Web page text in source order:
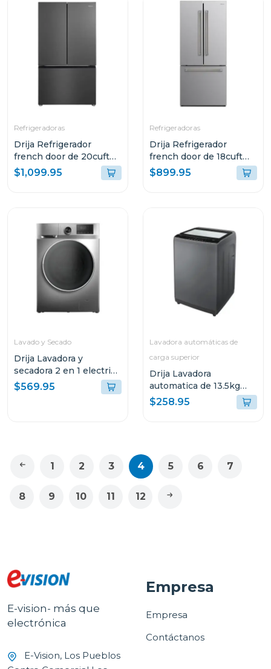
Refrigeradoras
Drija Refrigerador
french door de 20cuft
inverter diseño acero
black
$1,099.95
Refrigeradoras
Drija Refrigerador
french door de 18cuft
inverter color acero
INOX18D3P
$899.95
Lavado y Secado
Drija Lavadora y
secadora 2 en 1 electrica
de 16kg (lavado) y 9kg
(secado) inverter
$569.95
Lavadora automáticas de
carga superior
Drija Lavadora
automatica de 13.5kg
carga superior color gris
$258.95
1 2 3 4 5 6 7
8 9 10 11 12
E-vision- más que
electrónica
E-Vision, Los Pueblos
Empresa
Empresa
Contáctanos